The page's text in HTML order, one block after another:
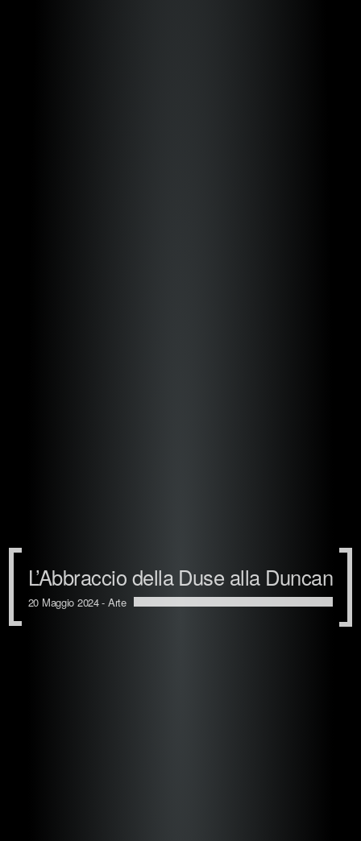
L’Abbraccio della Duse alla Duncan
20 Maggio 2024 - Arte